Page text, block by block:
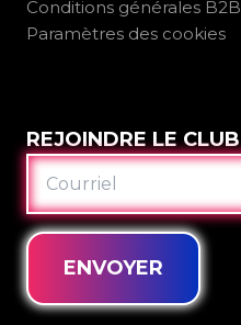
Conditions générales B2B
Paramètres des cookies
REJOINDRE LE CLUB
COURRIEL
ENVOYER